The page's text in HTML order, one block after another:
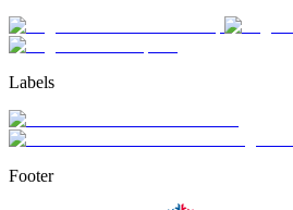
Labels
Footer